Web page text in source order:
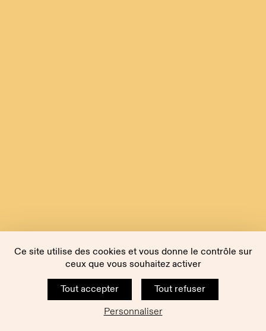
Ce site utilise des cookies et vous donne le contrôle sur
ceux que vous souhaitez activer
Tout accepter
Tout refuser
Personnaliser